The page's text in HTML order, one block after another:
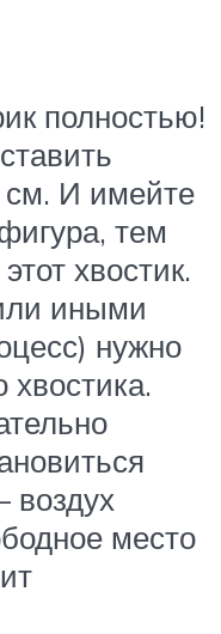
полностью!
И имейте
тем
хвостик.
иными
нужно
хвостика.
воздух
место